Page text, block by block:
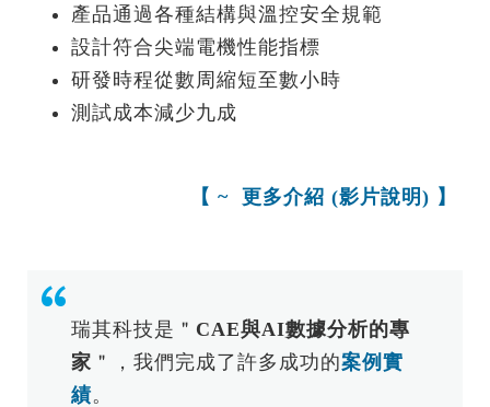
產品通過各種結構與溫控安全規範
設計符合尖端電機性能指標
研發時程從數周縮短至數小時
測試成本減少九成
【 ~ 更多介紹 (影片說明) 】
瑞其科技是＂ CAE與AI數據分析的專
家 ＂，我們完成了許多成功的案例實
績。